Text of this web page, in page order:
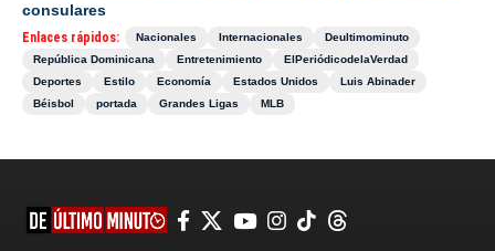
consulares
Enlaces rápidos: Nacionales Internacionales
Deultimominuto
República Dominicana
Entretenimiento
ElPeriódicodelaVerdad
Deportes
Estilo Economía Estados Unidos
Luis Abinader
Béisbol
portada Grandes Ligas MLB